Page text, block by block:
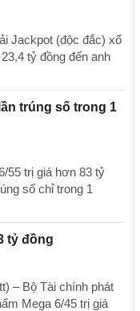
Jackpot (độc đắc) xổ
tỷ đồng đến anh
trúng số trong 1
55 trị giá hơn 83 tỷ
số chỉ trong 1
tỷ đồng
– Bộ Tài chính phát
Mega 6/45 trị giá